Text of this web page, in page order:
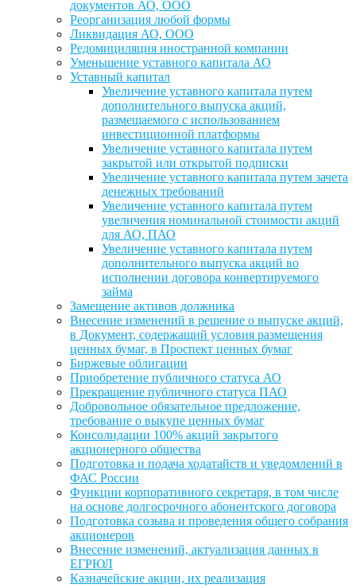
документов АО, ООО
Реорганизация любой формы
Ликвидация АО, ООО
Редомициляция иностранной компании
Уменьшение уставного капитала АО
Уставный капитал
Увеличение уставного капитала путем
дополнительного выпуска акций,
размещаемого с использованием
инвестиционной платформы
Увеличение уставного капитала путем
закрытой или открытой подписки
Увеличение уставного капитала путем зачета
денежных требований
Увеличение уставного капитала путем
увеличения номинальной стоимости акций
для АО, ПАО
Увеличение уставного капитала путем
дополнительного выпуска акций во
исполнении договора конвертируемого
займа
Замещение активов должника
Внесение изменений в решение о выпуске акций,
в Документ, содержащий условия размещения
ценных бумаг, в Проспект ценных бумаг
Биржевые облигации
Приобретение публичного статуса АО
Прекращение публичного статуса ПАО
Добровольное обязательное предложение,
требование о выкупе ценных бумаг
Консолидации 100% акций закрытого
акционерного общества
Подготовка и подача ходатайств и уведомлений в
ФАС России
Функции корпоративного секретаря, в том числе
на основе долгосрочного абонентского договора
Подготовка созыва и проведения общего собрания
акционеров
Внесение изменений, актуализация данных в
ЕГРЮЛ
Казначейские акции, их реализация